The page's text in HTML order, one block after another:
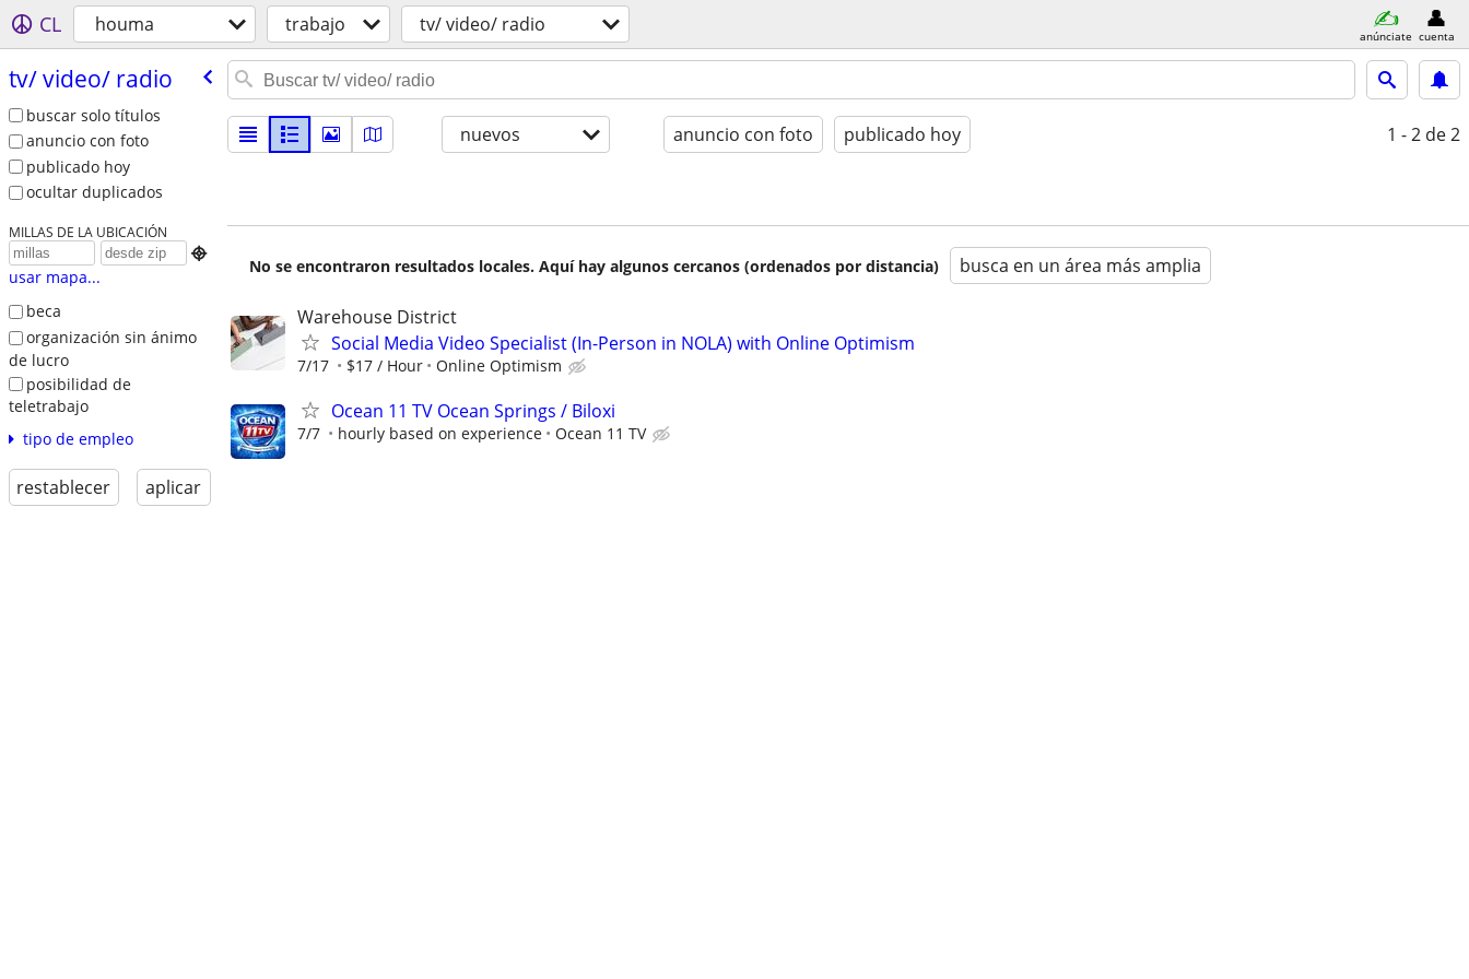
CL houma trabajo tv/ video/ radio anúnciate cuenta
tv/​ video/​ radio
buscar solo títulos
anuncio con foto
publicado hoy
ocultar duplicados
MILLAS DE LA UBICACIÓN

usar mapa...
beca
organización sin ánimo
de lucro
posibilidad de
teletrabajo
tipo de empleo
restablecer aplicar
nuevos anuncio con foto publicado hoy 1 - 2 de 2
No se encontraron resultados locales. Aquí hay algunos cercanos (ordenados por distancia) busca en un área más amplia
Warehouse District
Social Media Video Specialist (In-Person in NOLA) with Online Optimism
7/17 $17 / Hour Online Optimism
Ocean 11 TV Ocean Springs / Biloxi
7/7 hourly based on experience Ocean 11 TV